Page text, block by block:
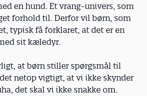
en hund. Et vrang-univers, som
forhold til. Derfor vil børn, som
typisk få forklaret, at det er en
sit kæledyr.
at børn stiller spørgsmål til
netop vigtigt, at vi ikke skynder
det skal vi ikke snakke om.